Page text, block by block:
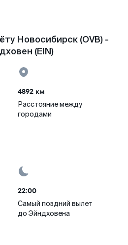
Новосибирск (OVB) -
(EIN)
4892 км
Расстояние между
городами
22:00
Самый поздний вылет
до Эйндховена